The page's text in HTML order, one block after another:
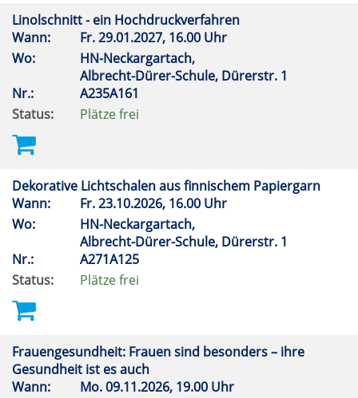
Linolschnitt - ein Hochdruckverfahren
Wann:
Fr.29.01.2027, 16.00 Uhr
Wo:
HN-Neckargartach,
Albrecht-Dürer-Schule, Dürerstr. 1
Nr.:
A235A161
Status:
Plätze frei
Dekorative Lichtschalen aus finnischem Papiergarn
Wann:
Fr.23.10.2026, 16.00 Uhr
Wo:
HN-Neckargartach,
Albrecht-Dürer-Schule, Dürerstr. 1
Nr.:
A271A125
Status:
Plätze frei
Frauengesundheit: Frauen sind besonders – ihre
Gesundheit ist es auch
Wann:
Mo.09.11.2026, 19.00 Uhr